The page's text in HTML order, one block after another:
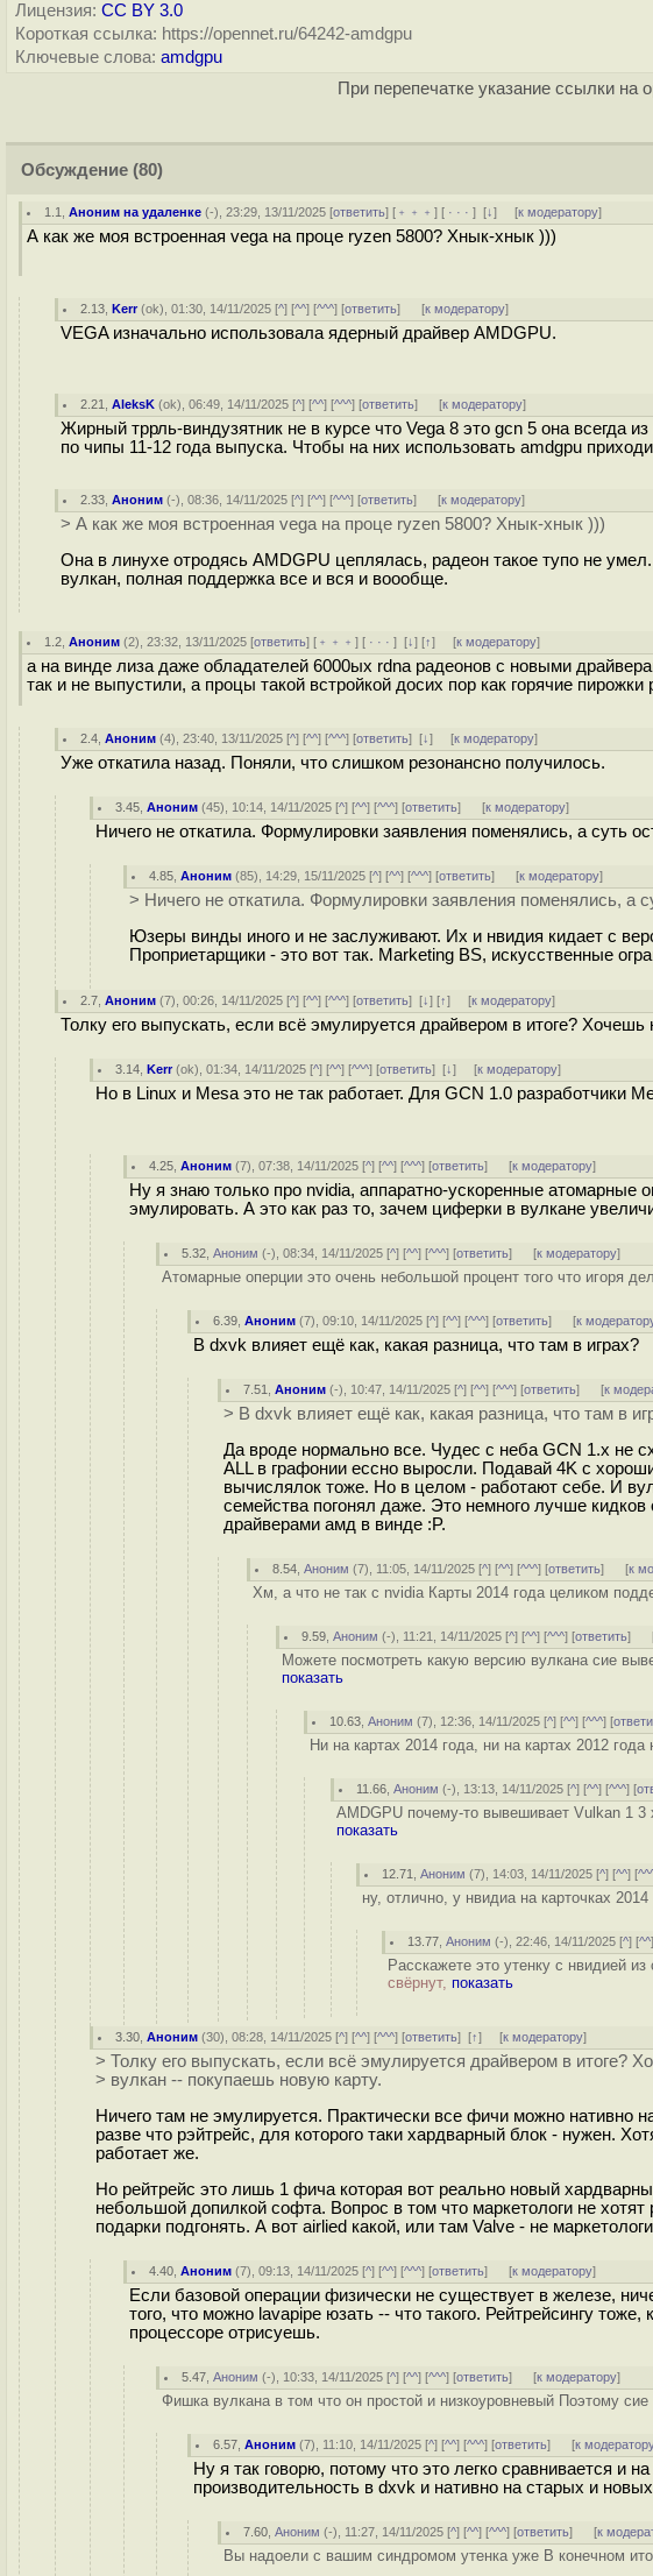
Лицензия: CC BY 3.0
Короткая ссылка: https://opennet.ru/64242-amdgpu
Ключевые слова: amdgpu
При перепечатке указание ссылки на
Обсуждение (80)
1.1 ,Аноним на удаленке (-), 23:29, 13/11/2025 [ответить] [ ﹢﹢﹢] [ · · ·][↓] [к модератору]
А как же моя встроенная vega на проце ryzen 5800? Хнык-хнык )))
2.13 ,Kerr(ok), 01:30, 14/11/2025 [^] [^^] [^^^] [ответить] [к модератору]
VEGA изначально использовала ядерный драйвер AMDGPU.
2.21 ,AleksK (ok), 06:49, 14/11/2025 [^] [^^] [^^^] [ответить] [к модератору]
Жирный тррль-виндузятник не в курсе что Vega 8 это gcn 5 она всегда
по чипы 11-12 года выпуска. Чтобы на них использовать amdgpu
2.33 ,Аноним (-), 08:36, 14/11/2025 [^] [^^] [^^^] [ответить] [к модератору]
> А как же моя встроенная vega на проце ryzen 5800? Хнык-хнык )))
Она в линухе отродясь AMDGPU цеплялась, радеон такое тупо не
вулкан, полная поддержка все и вся и воообще.
1.2 ,Аноним (2), 23:32, 13/11/2025 [ответить] [ ﹢﹢﹢] [ · · ·][↓] [↑] [к модератору]
а на винде лиза даже обладателей 6000ых rdna радеонов с новыми
так и не выпустили, а процы такой встройкой досих пор как горячие пирожки
2.4 ,Аноним (4), 23:40, 13/11/2025 [^] [^^] [^^^] [ответить][↓] [к модератору]
Уже откатила назад. Поняли, что слишком резонансно получилось.
3.45 ,Аноним (45), 10:14, 14/11/2025 [^] [^^] [^^^] [ответить] [к модератору]
Ничего не откатила. Формулировки заявления поменялись, а суть
4.85 ,Аноним (85), 14:29, 15/11/2025 [^] [^^] [^^^] [ответить] [к модератору]
> Ничего не откатила. Формулировки заявления поменялись, а
Юзеры винды иного и не заслуживают. Их и нвидия кидает с
Проприетарщики - это вот так. Marketing BS, искусственные
2.7 ,Аноним (7), 00:26, 14/11/2025 [^] [^^] [^^^] [ответить][↓] [↑] [к модератору]
Толку его выпускать, если всё эмулируется драйвером в итоге?
3.14 ,Kerr(ok), 01:34, 14/11/2025 [^] [^^] [^^^] [ответить][↓] [к модератору]
Но в Linux и Mesa это не так работает. Для GCN 1.0 разработчики
4.25 ,Аноним (7), 07:38, 14/11/2025 [^] [^^] [^^^] [ответить] [к модератору]
Ну я знаю только про nvidia, аппаратно-ускоренные атомарные
эмулировать. А это как раз то, зачем циферки в вулкане
5.32 ,Аноним (-), 08:34, 14/11/2025 [^] [^^] [^^^] [ответить] [к модератору]
Атомарные оперции это очень небольшой процент того что игоря
6.39 ,Аноним (7), 09:10, 14/11/2025 [^] [^^] [^^^] [ответить] [к
В dxvk влияет ещё как, какая разница, что там в играх?
7.51 ,Аноним (-), 10:47, 14/11/2025 [^] [^^] [^^^] [ответить] [к
> В dxvk влияет ещё как, какая разница, что там в
Да вроде нормально все. Чудес с неба GCN 1.x не
ALL в графонии ессно выросли. Подавай 4K с
вычислялок тоже. Но в целом - работают себе. И
семейства погонял даже. Это немного лучше
драйверами амд в винде :P.
8.54 ,Аноним (7), 11:05, 14/11/2025 [^] [^^] [^^^] [ответить] [к
Хм, а что не так с nvidia Карты 2014 года целиком
9.59 ,Аноним (-), 11:21, 14/11/2025 [^] [^^] [^^^] [ответить]
Можете посмотреть какую версию вулкана сие
показать
10.63 ,Аноним (7), 12:36, 14/11/2025 [^] [^^] [^^^] [
Ни на картах 2014 года, ни на картах 2012
11.66 ,Аноним (-), 13:13, 14/11/2025 [^] [^^] [^^^] [
AMDGPU почему-то вывешивает Vulkan 1 3
показать
12.71 ,Аноним (7), 14:03, 14/11/2025 [^] [^^] [
ну, отлично, у нвидиа на карточках
13.77 ,Аноним (-), 22:46, 14/11/2025 [^] [^^
Расскажете это утенку с нвидией
свёрнут, показать
3.30 ,Аноним (30), 08:28, 14/11/2025 [^] [^^] [^^^] [ответить][↑] [к модератору]
> Толку его выпускать, если всё эмулируется драйвером в итоге?
> вулкан -- покупаешь новую карту.
Ничего там не эмулируется. Практически все фичи можно нативно
разве что рэйтрейс, для которого таки хардварный блок - нужен.
работает же.
Но рейтрейс это лишь 1 фича которая вот реально новый
небольшой допилкой софта. Вопрос в том что маркетологи не
подарки подгонять. А вот airlied какой, или там Valve - не
4.40 ,Аноним (7), 09:13, 14/11/2025 [^] [^^] [^^^] [ответить] [к модератору]
Если базовой операции физически не существует в железе,
того, что можно lavapipe юзать -- что такого. Рейтрейсингу
процессоре отрисуешь.
5.47 ,Аноним (-), 10:33, 14/11/2025 [^] [^^] [^^^] [ответить] [к модератору]
Фишка вулкана в том что он простой и низкоуровневый Поэтому
6.57 ,Аноним (7), 11:10, 14/11/2025 [^] [^^] [^^^] [ответить] [к
Ну я так говорю, потому что это легко сравнивается и
производительность в dxvk и нативно на старых и
7.60 ,Аноним (-), 11:27, 14/11/2025 [^] [^^] [^^^] [ответить] [к
Вы надоели с вашим синдромом утенка уже В конечном